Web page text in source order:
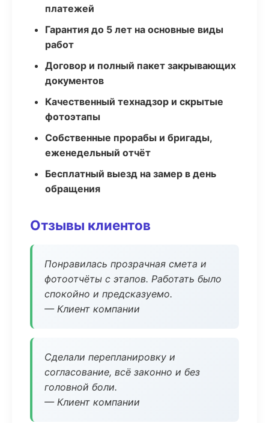
платежей
Гарантия до 5 лет на основные виды
работ
Договор и полный пакет закрывающих
документов
Качественный технадзор и скрытые
фотоэтапы
Собственные прорабы и бригады,
еженедельный отчёт
Бесплатный выезд на замер в день
обращения
Отзывы клиентов
Понравилась прозрачная смета и
фотоотчёты с этапов. Работать было
спокойно и предсказуемо.
— Клиент компании
Сделали перепланировку и
согласование, всё законно и без
головной боли.
— Клиент компании